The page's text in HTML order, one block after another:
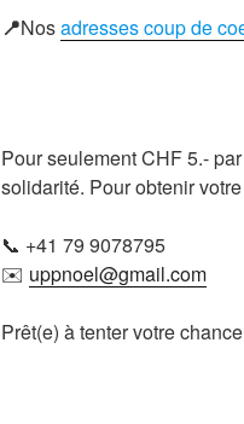
📍Nosadresses coup de
Pour seulement CHF 5.-
solidarité. Pour obtenir
📞 +41 79 9078795
✉️ uppnoel@gmail.com
Prêt(e) à tenter votre